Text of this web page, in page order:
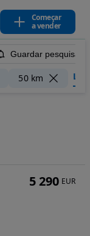
Começar
a vender
Guardar pesquisa
50 km
5 290 EUR